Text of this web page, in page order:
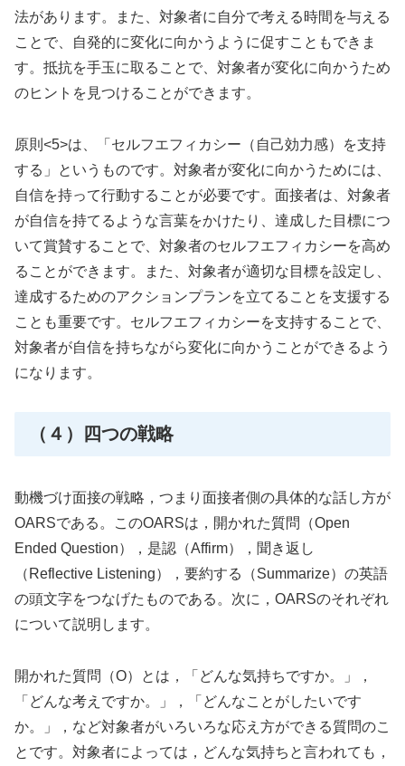
法があります。また、対象者に自分で考える時間を与える
ことで、自発的に変化に向かうように促すこともできま
す。抵抗を手玉に取ることで、対象者が変化に向かうため
のヒントを見つけることができます。
原則<5>は、「セルフエフィカシー（自己効力感）を支持
する」というものです。対象者が変化に向かうためには、
自信を持って行動することが必要です。面接者は、対象者
が自信を持てるような言葉をかけたり、達成した目標につ
いて賞賛することで、対象者のセルフエフィカシーを高め
ることができます。また、対象者が適切な目標を設定し、
達成するためのアクションプランを立てることを支援する
ことも重要です。セルフエフィカシーを支持することで、
対象者が自信を持ちながら変化に向かうことができるよう
になります。
（４）四つの戦略
動機づけ面接の戦略，つまり面接者側の具体的な話し方が
OARSである。このOARSは，開かれた質問（Open
Ended Question），是認（Affirm），聞き返し
（Reflective Listening），要約する（Summarize）の英語
の頭文字をつなげたものである。次に，OARSのそれぞれ
について説明します。
開かれた質問（O）とは，「どんな気持ちですか。」，
「どんな考えですか。」，「どんなことがしたいです
か。」，など対象者がいろいろな応え方ができる質問のこ
とです。対象者によっては，どんな気持ちと言われても，